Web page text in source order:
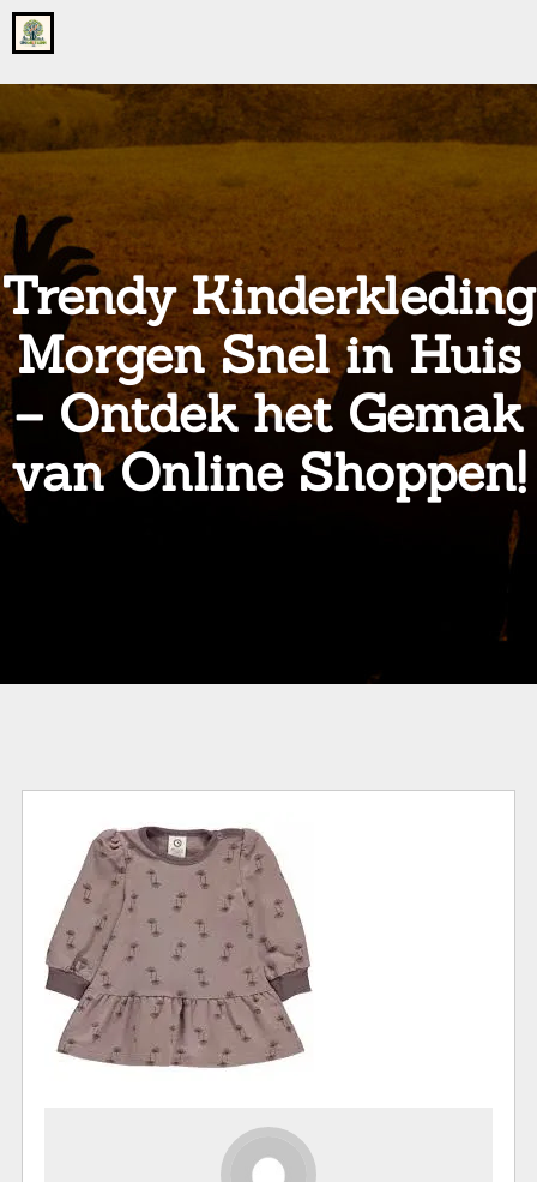
Go
to
home
onsgrotegezin.nl
Trendy Kinderkleding
Morgen Snel in Huis
– Ontdek het Gemak
van Online Shoppen!